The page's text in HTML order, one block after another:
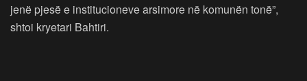
jenë pjesë e institucioneve arsimore në komunën tonë”,
shtoi kryetari Bahtiri.